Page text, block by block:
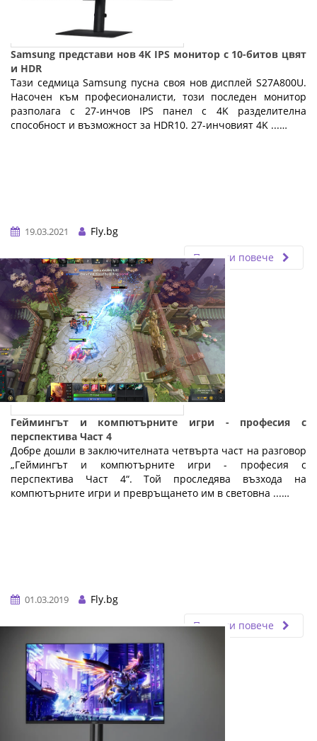
Samsung представи нов 4K IPS монитор с 10-битов цвят
и HDR
Тази седмица Samsung пусна своя нов дисплей S27A800U.
Насочен към професионалисти, този последен монитор
разполага с 27-инчов IPS панел с 4K разделителна
способност и възможност за HDR10. 27-инчовият 4K ...…
19.03.2021
Fly.bg
Прочети повече
Геймингът и компютърните игри - професия с
перспектива Част 4
Добре дошли в заключителната четвърта част на разговор
„Геймингът и компютърните игри - професия с
перспектива Част 4“. Той проследява възхода на
компютърните игри и превръщането им в световна ...…
01.03.2019
Fly.bg
Прочети повече